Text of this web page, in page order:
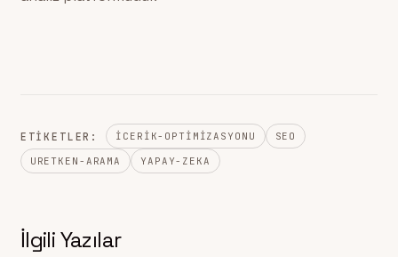
ETIKETLER: ICERIK-OPTIMIZASYONU
SEO
URETKEN-ARAMA
YAPAY-ZEKA
İlgili Yazılar